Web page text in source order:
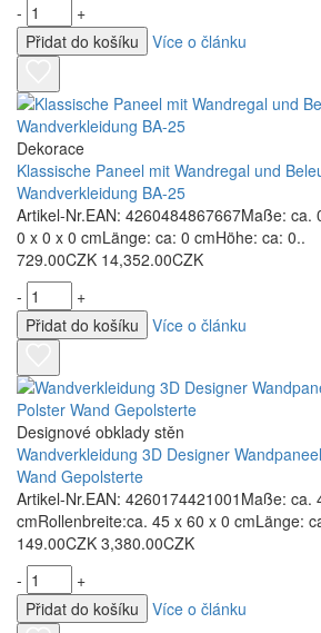
-
+
Přidat do košíku
Více o článku
Dekorace
Klassische Paneel mit Wandregal und
Wandverkleidung BA-25
Artikel-Nr.EAN: 4260484867667Maße: ca.
0 x 0 x 0 cmLänge: ca: 0 cmHöhe: ca: 0..
729.00CZK 14,352.00CZK
-
+
Přidat do košíku
Více o článku
Designové obklady stěn
Wandverkleidung 3D Designer
Wand Gepolsterte
Artikel-Nr.EAN: 4260174421001Maße: ca.
cmRollenbreite:ca. 45 x 60 x 0 cmLänge:
149.00CZK 3,380.00CZK
-
+
Přidat do košíku
Více o článku